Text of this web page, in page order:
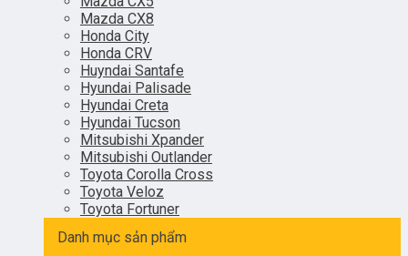
Mazda CX8
Honda City
Honda CRV
Huyndai Santafe
Hyundai Palisade
Hyundai Creta
Hyundai Tucson
Mitsubishi Xpander
Mitsubishi Outlander
Toyota Corolla Cross
Toyota Veloz
Toyota Fortuner
Danh mục sản phẩm